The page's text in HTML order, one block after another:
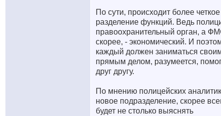
По сути, происходит более четкое
разделение функций. Ведь
правоохранительный орган, а
скорее, - экономический. И
каждый должен заниматься
прямым делом, разумеется,
друг другу.
По мнению полицейских
новое подразделение, скорее
будет не столько выяснять